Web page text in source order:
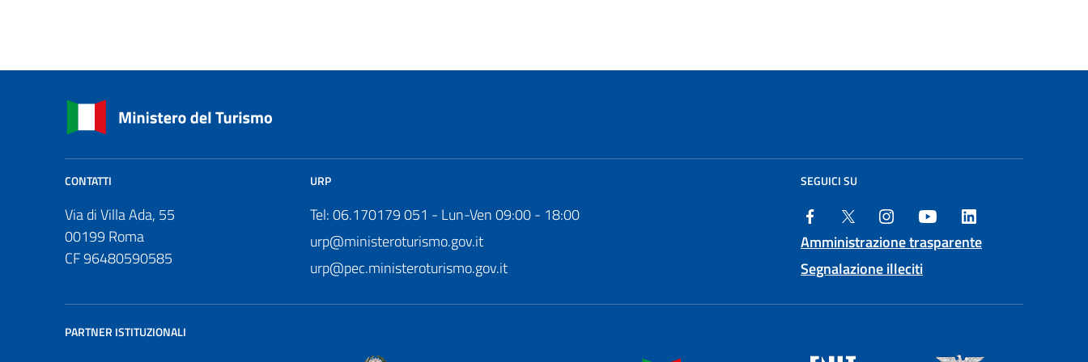
CONTATTI
Via di Villa Ada, 55
00199 Roma
CF 96480590585
URP
Tel: 06.170179 051 - Lun-Ven 09:00 - 18:00
urp@ministeroturismo.gov.it
urp@pec.ministeroturismo.gov.it
SEGUICI SU
Amministrazione trasparente
Segnalazione illeciti
PARTNER ISTITUZIONALI